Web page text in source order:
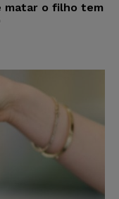
matar o filho tem